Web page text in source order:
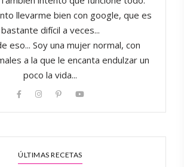
llevarme bien con google, que es
bastante difícil a veces...
eso... Soy una mujer normal, con
a la que le encanta endulzar un
poco la vida...
ÚLTIMAS RECETAS